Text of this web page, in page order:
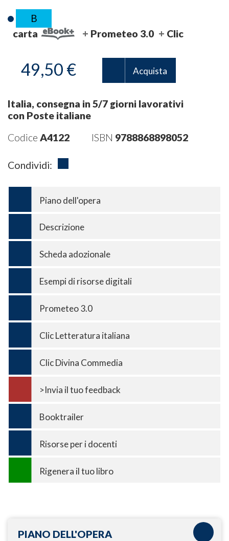
B
carta
Prometeo 3.0 Clic
49,50 € Acquista
Italia, consegna in 5/7 giorni lavorativi
con Poste italiane
Codice A4122 ISBN 9788868898052
Condividi:
Piano dell'opera
Descrizione
Scheda adozionale
Esempi di risorse digitali
Prometeo 3.0
Clic Letteratura italiana
Clic Divina Commedia
>Invia il tuo feedback
Booktrailer
Risorse per i docenti
Rigenera il tuo libro
PIANO DELL'OPERA